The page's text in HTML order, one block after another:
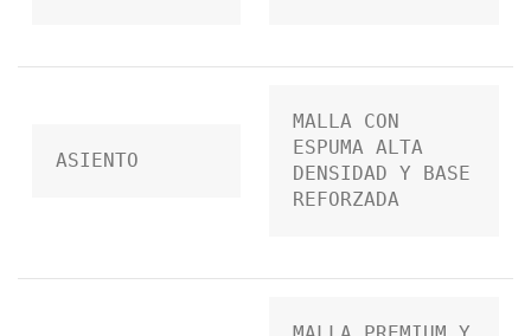
ASIENTO
MALLA CON
ESPUMA ALTA
DENSIDAD Y BASE
REFORZADA